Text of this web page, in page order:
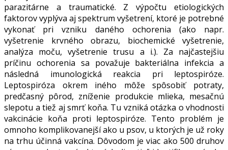
parazitárne a traumatické. Z výpočtu etiologických
faktorov vyplýva aj spektrum vyšetrení, ktoré je potrebné
vykonať pri vzniku daného ochorenia (ako napr.
vyšetrenie krvného obrazu, biochemické vyšetrenie,
analýza moču, vyšetrenie trusu a i.). Za najčastejšiu
príčinu ochorenia sa považuje bakteriálna infekcia a
následná imunologická reakcia pri leptospiróze.
Leptospiróza okrem iného môže spôsobiť potraty,
predčasný pôrod, zníženie produkcie mlieka, mesačnú
slepotu a tiež aj smrť koňa. Tu vzniká otázka o vhodnosti
vakcinácie koňa proti leptospiróze. Tento problém je
omnoho komplikovanejší ako u psov, u ktorých je už roky
na trhu účinná vakcína. Dôvodom je viac ako 500 druhov